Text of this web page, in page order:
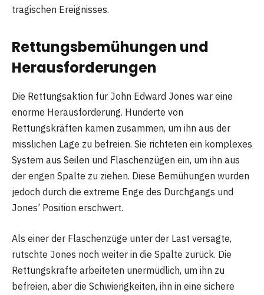
tragischen Ereignisses.
Rettungsbemühungen und
Herausforderungen
Die Rettungsaktion für John Edward Jones war eine
enorme Herausforderung. Hunderte von
Rettungskräften kamen zusammen, um ihn aus der
misslichen Lage zu befreien. Sie richteten ein komplexes
System aus Seilen und Flaschenzügen ein, um ihn aus
der engen Spalte zu ziehen. Diese Bemühungen wurden
jedoch durch die extreme Enge des Durchgangs und
Jones’ Position erschwert.
Als einer der Flaschenzüge unter der Last versagte,
rutschte Jones noch weiter in die Spalte zurück. Die
Rettungskräfte arbeiteten unermüdlich, um ihn zu
befreien, aber die Schwierigkeiten, ihn in eine sichere